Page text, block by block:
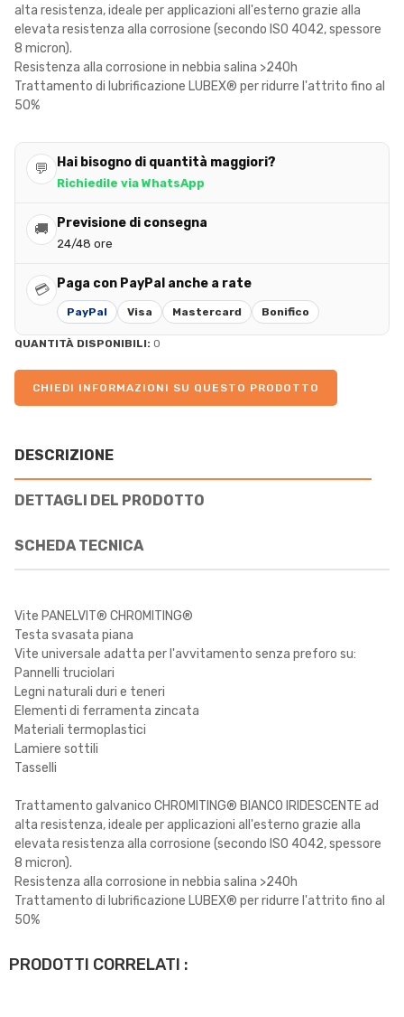
alta resistenza, ideale per applicazioni all'esterno grazie alla
elevata resistenza alla corrosione (secondo ISO 4042, spessore
8 micron).
Resistenza alla corrosione in nebbia salina >240h
Trattamento di lubrificazione LUBEX® per ridurre l'attrito fino al
50%
💬 Hai bisogno di quantità maggiori?
Richiedile via WhatsApp
🚚 Previsione di consegna
24/48 ore
💳 Paga con PayPal anche a rate
PayPal Visa Mastercard Bonifico
QUANTITÀ DISPONIBILI: 0
CHIEDI INFORMAZIONI SU QUESTO PRODOTTO
DESCRIZIONE
DETTAGLI DEL PRODOTTO
SCHEDA TECNICA
Vite PANELVIT® CHROMITING®
Testa svasata piana
Vite universale adatta per l'avvitamento senza preforo su:
Pannelli truciolari
Legni naturali duri e teneri
Elementi di ferramenta zincata
Materiali termoplastici
Lamiere sottili
Tasselli
Trattamento galvanico CHROMITING® BIANCO IRIDESCENTE ad
alta resistenza, ideale per applicazioni all'esterno grazie alla
elevata resistenza alla corrosione (secondo ISO 4042, spessore
8 micron).
Resistenza alla corrosione in nebbia salina >240h
Trattamento di lubrificazione LUBEX® per ridurre l'attrito fino al
50%
PRODOTTI CORRELATI :